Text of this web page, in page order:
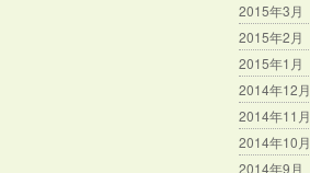
2015年3月
2015年2月
2015年1月
2014年12月
2014年11月
2014年10月
2014年9月